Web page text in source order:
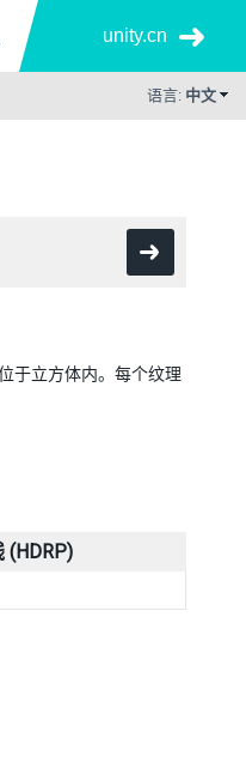
unity.cn
语言: 中文
于立方体内。每个纹理
(HDRP)